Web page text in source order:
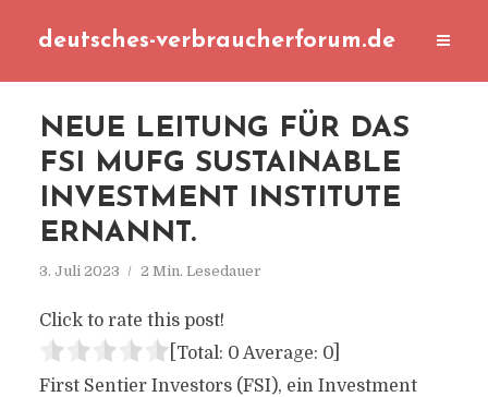
deutsches-verbraucherforum.de
NEUE LEITUNG FÜR DAS
FSI MUFG SUSTAINABLE
INVESTMENT INSTITUTE
ERNANNT.
3. Juli 2023 2 Min. Lesedauer
Click to rate this post!
[Total: 0 Average: 0]
First Sentier Investors (FSI), ein Investment